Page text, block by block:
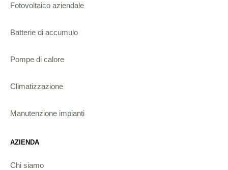
Fotovoltaico aziendale
Batterie di accumulo
Pompe di calore
Climatizzazione
Manutenzione impianti
AZIENDA
Chi siamo